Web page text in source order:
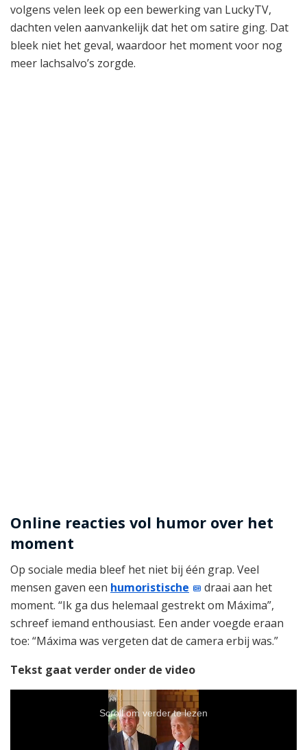
volgens velen leek op een bewerking van LuckyTV,
dachten velen aanvankelijk dat het om satire ging. Dat
bleek niet het geval, waardoor het moment voor nog
meer lachsalvo’s zorgde.
Online reacties vol humor over het
moment
Op sociale media bleef het niet bij één grap. Veel
mensen gaven een humoristische
draai aan het
moment. “Ik ga dus helemaal gestrekt om Máxima”,
schreef iemand enthousiast. Een ander voegde eraan
toe: “Máxima was vergeten dat de camera erbij was.”
Tekst gaat verder onder de video
Scroll om verder te lezen